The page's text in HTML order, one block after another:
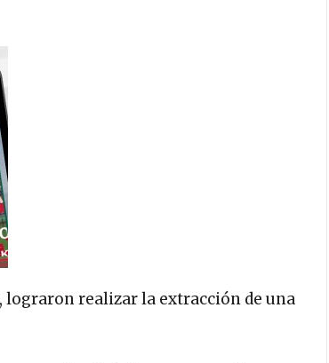
lograron realizar la extracción de una